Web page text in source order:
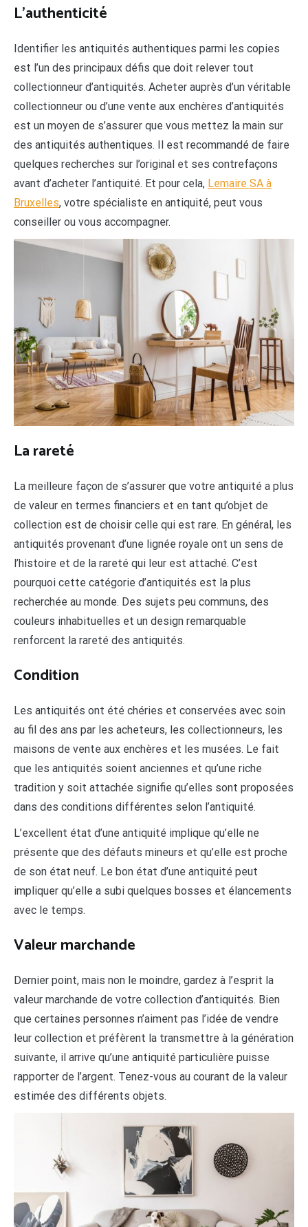
L’authenticité
Identifier les antiquités authentiques parmi les copies
est l’un des principaux défis que doit relever tout
collectionneur d’antiquités. Acheter auprès d’un véritable
collectionneur ou d’une vente aux enchères d’antiquités
est un moyen de s’assurer que vous mettez la main sur
des antiquités authentiques. Il est recommandé de faire
quelques recherches sur l’original et ses contrefaçons
avant d’acheter l’antiquité. Et pour cela, Lemaire SA à
Bruxelles, votre spécialiste en antiquité, peut vous
conseiller ou vous accompagner.
La rareté
La meilleure façon de s’assurer que votre antiquité a plus
de valeur en termes financiers et en tant qu’objet de
collection est de choisir celle qui est rare. En général, les
antiquités provenant d’une lignée royale ont un sens de
l’histoire et de la rareté qui leur est attaché. C’est
pourquoi cette catégorie d’antiquités est la plus
recherchée au monde. Des sujets peu communs, des
couleurs inhabituelles et un design remarquable
renforcent la rareté des antiquités.
Condition
Les antiquités ont été chéries et conservées avec soin
au fil des ans par les acheteurs, les collectionneurs, les
maisons de vente aux enchères et les musées. Le fait
que les antiquités soient anciennes et qu’une riche
tradition y soit attachée signifie qu’elles sont proposées
dans des conditions différentes selon l’antiquité.
L’excellent état d’une antiquité implique qu’elle ne
présente que des défauts mineurs et qu’elle est proche
de son état neuf. Le bon état d’une antiquité peut
impliquer qu’elle a subi quelques bosses et élancements
avec le temps.
Valeur marchande
Dernier point, mais non le moindre, gardez à l’esprit la
valeur marchande de votre collection d’antiquités. Bien
que certaines personnes n’aiment pas l’idée de vendre
leur collection et préfèrent la transmettre à la génération
suivante, il arrive qu’une antiquité particulière puisse
rapporter de l’argent. Tenez-vous au courant de la valeur
estimée des différents objets.